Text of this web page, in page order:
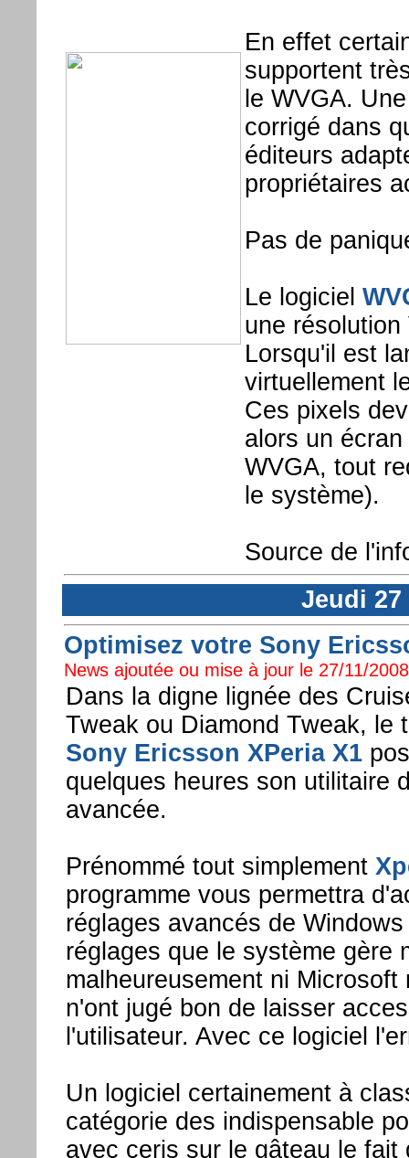
En effet
supportent
le WVGA.
corrigé dans
éditeurs
propriétaires
Pas de
Le logiciel
une
Lorsqu'il est
virtuellement
Ces pixels
alors un
WVGA, tout
le système).
Source de
Jeudi 27
Optimisez votre Sony
News ajoutée ou mise à jour le 27/11/
Dans la digne lignée des
Tweak ou Diamond Tweak, le
Sony Ericsson XPeria X1
quelques heures son utilitaire
avancée.
Prénommé tout simplement
programme vous permettra
réglages avancés de
réglages que le système gère
malheureusement ni Microsoft
n'ont jugé bon de laisser
l'utilisateur. Avec ce logiciel
Un logiciel certainement à
catégorie des indispensable
avec ceris sur le gâteau le fait